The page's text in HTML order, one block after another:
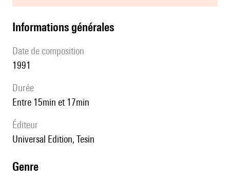
informations générales
date de composition
1991
durée
entre 15min et 17min
éditeur
Universal Edition, Tesin
genre